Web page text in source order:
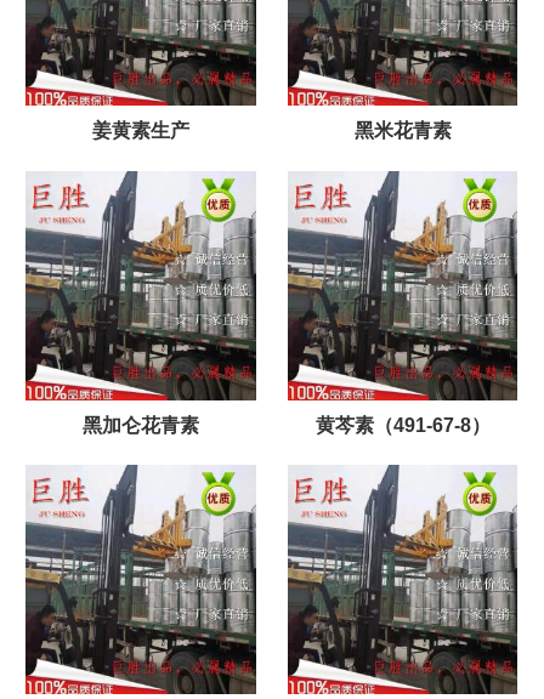
姜黄素生产 黑米花青素
黑加仑花青素 黄芩素（491-67-8）